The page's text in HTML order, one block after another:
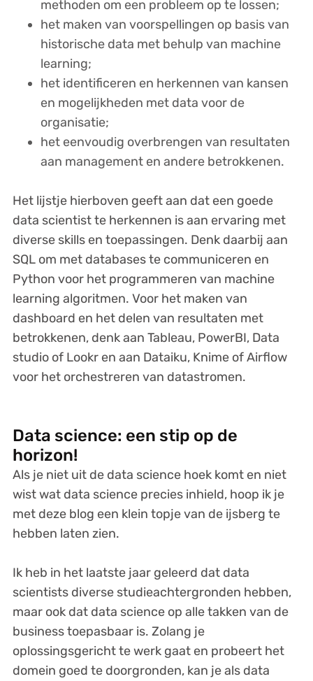
methoden om een probleem op te lossen;
het maken van voorspellingen op basis van
historische data met behulp van machine
learning;
het identificeren en herkennen van kansen
en mogelijkheden met data voor de
organisatie;
het eenvoudig overbrengen van resultaten
aan management en andere betrokkenen.
Het lijstje hierboven geeft aan dat een goede
data scientist te herkennen is aan ervaring met
diverse skills en toepassingen. Denk daarbij aan
SQL om met databases te communiceren en
Python voor het programmeren van machine
learning algoritmen. Voor het maken van
dashboard en het delen van resultaten met
betrokkenen, denk aan Tableau, PowerBI, Data
studio of Lookr en aan Dataiku, Knime of Airflow
voor het orchestreren van datastromen.
Data science: een stip op de
horizon!
Als je niet uit de data science hoek komt en niet
wist wat data science precies inhield, hoop ik je
met deze blog een klein topje van de ijsberg te
hebben laten zien.
Ik heb in het laatste jaar geleerd dat data
scientists diverse studieachtergronden hebben,
maar ook dat data science op alle takken van de
business toepasbaar is. Zolang je
oplossingsgericht te werk gaat en probeert het
domein goed te doorgronden, kan je als data